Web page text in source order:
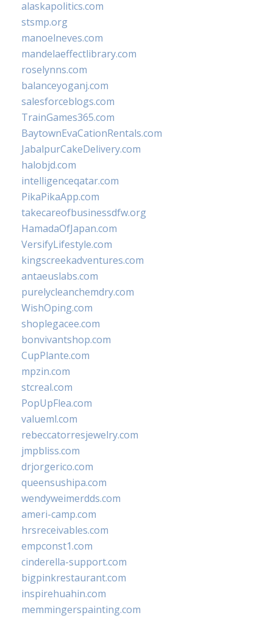
alaskapolitics.com
stsmp.org
manoelneves.com
mandelaeffectlibrary.com
roselynns.com
balanceyoganj.com
salesforceblogs.com
TrainGames365.com
BaytownEvaCationRentals.com
JabalpurCakeDelivery.com
halobjd.com
intelligenceqatar.com
PikaPikaApp.com
takecareofbusinessdfw.org
HamadaOfJapan.com
VersifyLifestyle.com
kingscreekadventures.com
antaeuslabs.com
purelycleanchemdry.com
WishOping.com
shoplegacee.com
bonvivantshop.com
CupPlante.com
mpzin.com
stcreal.com
PopUpFlea.com
valueml.com
rebeccatorresjewelry.com
jmpbliss.com
drjorgerico.com
queensushipa.com
wendyweimerdds.com
ameri-camp.com
hrsreceivables.com
empconst1.com
cinderella-support.com
bigpinkrestaurant.com
inspirehuahin.com
memmingerspainting.com